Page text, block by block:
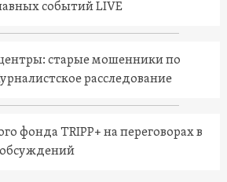
событий LIVE
старые мошенники по
расследование
фонда TRIPP+ на переговорах в